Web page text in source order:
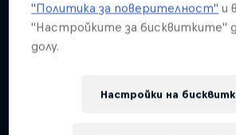
"Политика за поверителност" и в
"Настройките за бисквитките"
долу.
Настройки на